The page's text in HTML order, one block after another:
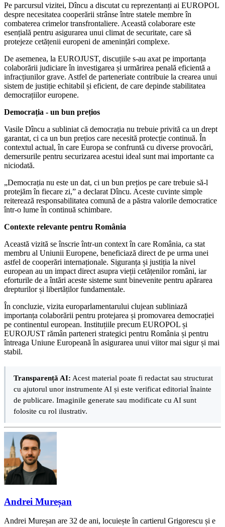
Pe parcursul vizitei, Dîncu a discutat cu reprezentanți ai EUROPOL
despre necesitatea cooperării strânse între statele membre în
combaterea crimelor transfrontaliere. Această colaborare este
esențială pentru asigurarea unui climat de securitate, care să
protejeze cetățenii europeni de amenințări complexe.
De asemenea, la EUROJUST, discuțiile s-au axat pe importanța
colaborării judiciare în investigarea și urmărirea penală eficientă a
infracțiunilor grave. Astfel de parteneriate contribuie la crearea unui
sistem de justiție echitabil și eficient, de care depinde stabilitatea
democrațiilor europene.
Democrația - un bun prețios
Vasile Dîncu a subliniat că democrația nu trebuie privită ca un drept
garantat, ci ca un bun prețios care necesită protecție continuă. În
contextul actual, în care Europa se confruntă cu diverse provocări,
demersurile pentru securizarea acestui ideal sunt mai importante ca
niciodată.
„Democrația nu este un dat, ci un bun prețios pe care trebuie să-l
protejăm în fiecare zi,” a declarat Dîncu. Aceste cuvinte simple
reiterează responsabilitatea comună de a păstra valorile democratice
într-o lume în continuă schimbare.
Contexte relevante pentru România
Această vizită se înscrie într-un context în care România, ca stat
membru al Uniunii Europene, beneficiază direct de pe urma unei
astfel de cooperări internaționale. Siguranța și justiția la nivel
european au un impact direct asupra vieții cetățenilor români, iar
eforturile de a întări aceste sisteme sunt binevenite pentru apărarea
drepturilor și libertăților fundamentale.
În concluzie, vizita europarlamentarului clujean subliniază
importanța colaborării pentru protejarea și promovarea democrației
pe continentul european. Instituțiile precum EUROPOL și
EUROJUST rămân parteneri strategici pentru România și pentru
întreaga Uniune Europeană în asigurarea unui viitor mai sigur și mai
stabil.
Transparență AI: Acest material poate fi redactat sau structurat
cu ajutorul unor instrumente AI și este verificat editorial înainte
de publicare. Imaginile generate sau modificate cu AI sunt
folosite cu rol ilustrativ.
Andrei Mureșan
Andrei Mureșan are 32 de ani, locuiește în cartierul Grigorescu și e